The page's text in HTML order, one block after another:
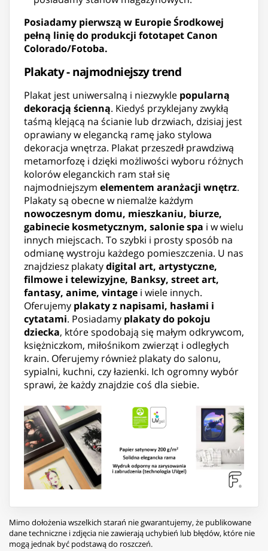
Posiadamy pierwszą w Europie Środkowej
pełną linię do produkcji fototapet Canon
Colorado/Fotoba.
Plakaty - najmodniejszy trend
Plakat jest uniwersalną i niezwykle popularną
dekoracją ścienną. Kiedyś przyklejany zwykłą
taśmą klejącą na ścianie lub drzwiach, dzisiaj jest
oprawiany w elegancką ramę jako stylowa
dekoracja wnętrza. Plakat przeszedł prawdziwą
metamorfozę i dzięki możliwości wyboru różnych
kolorów eleganckich ram stał się
najmodniejszym elementem aranżacji wnętrz.
Plakaty są obecne w niemalże każdym
nowoczesnym domu, mieszkaniu, biurze,
gabinecie kosmetycznym, salonie spa i w wielu
innych miejscach. To szybki i prosty sposób na
odmianę wystroju każdego pomieszczenia. U nas
znajdziesz plakatydigital art, artystyczne,
filmowe i telewizyjne, Banksy, street art,
fantasy, anime, vintage i wiele innych.
Oferujemy plakaty z napisami, hasłami i
cytatami. Posiadamy plakaty do pokoju
dziecka, które spodobają się małym odkrywcom,
księżniczkom, miłośnikom zwierząt i odległych
krain. Oferujemy również plakaty do salonu,
sypialni, kuchni, czy łazienki. Ich ogromny wybór
sprawi, że każdy znajdzie coś dla siebie.
Mimo dołożenia wszelkich starań nie gwarantujemy, że publikowane
dane techniczne i zdjęcia nie zawierają uchybień lub błędów, które nie
mogą jednak być podstawą do roszczeń.